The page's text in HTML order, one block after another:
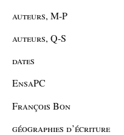
auteurs, M-P
auteurs, Q-S
dates
EnsaPC
François Bon
géographies d’écriture